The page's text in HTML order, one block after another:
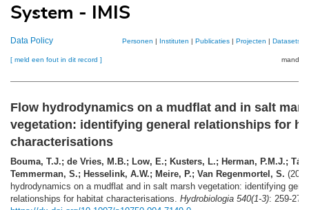
System - IMIS
Data Policy Personen | Instituten | Publicaties| Projecten | Datasets
[ meld een fout in dit record ] mandje
Flow hydrodynamics on a mudflat and in salt
vegetation: identifying general relationships for
characterisations
Bouma, T.J.; de Vries, M.B.; Low, E.; Kusters, L.; Herman, P.M.J.;
Temmerman, S.; Hesselink, A.W.; Meire, P.; Van Regenmortel, S.
hydrodynamics on a mudflat and in salt marsh vegetation: identifying
relationships for habitat characterisations. Hydrobiologia 540(1-3): 259-274.